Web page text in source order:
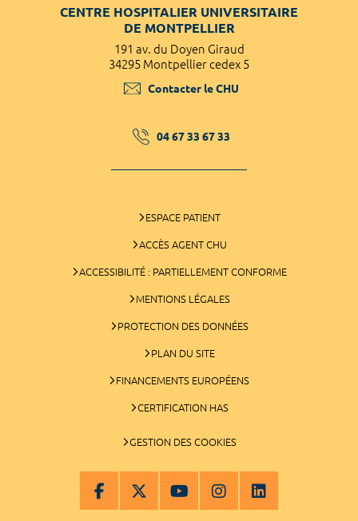
CENTRE HOSPITALIER UNIVERSITAIRE
DE MONTPELLIER
191 av. du Doyen Giraud
34295 Montpellier cedex 5
Contacter le CHU
04 67 33 67 33
ESPACE PATIENT
ACCÈS AGENT CHU
ACCESSIBILITÉ : PARTIELLEMENT CONFORME
MENTIONS LÉGALES
PROTECTION DES DONNÉES
PLAN DU SITE
FINANCEMENTS EUROPÉENS
CERTIFICATION HAS
GESTION DES COOKIES